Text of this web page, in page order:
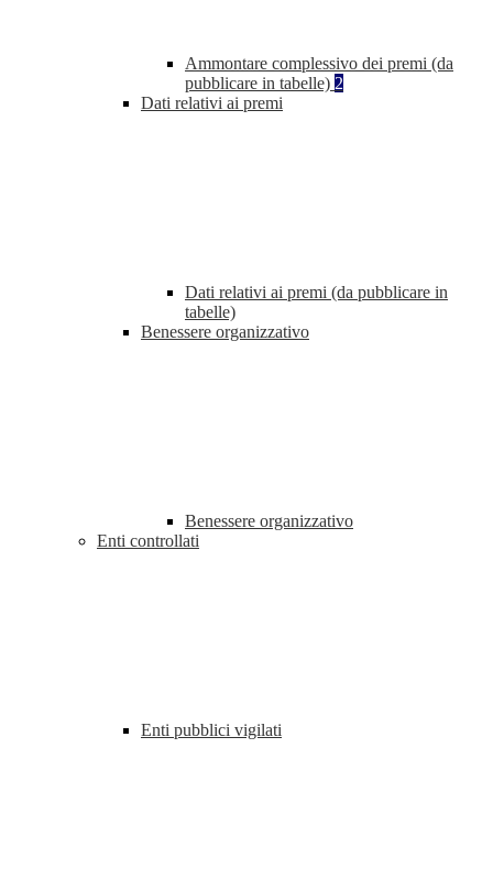
Ammontare complessivo dei premi (da
pubblicare in tabelle) 2
Dati relativi ai premi
Dati relativi ai premi (da pubblicare in
tabelle)
Benessere organizzativo
Benessere organizzativo
Enti controllati
Enti pubblici vigilati